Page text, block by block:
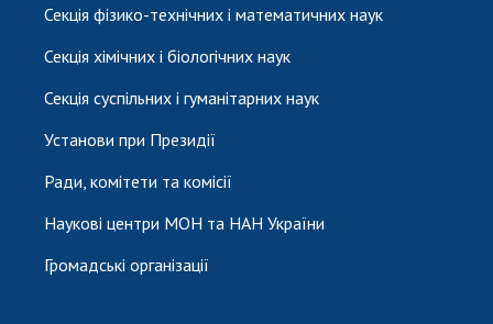
Секція фізико-технічних і математичних наук
Секція хімічних і біологічних наук
Секція суспільних і гуманітарних наук
Установи при Президії
Ради, комітети та комісії
Наукові центри МОН та НАН України
Громадські організації